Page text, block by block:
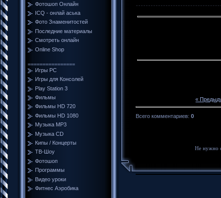
Фотошоп Онлайн
ICQ - онлай аська
Фото Знаменитостей
Последние материалы
Смотреть онлайн
Online Shop
================
Игры PC
Игры для Консолей
Play Station 3
Фильмы
Фильмы HD 720
Фильмы HD 1080
Музыка MP3
Музыка CD
Кипы / Концерты
ТВ-Шоу
Фотошоп
Программы
Видео уроки
Фитнес Аэробика
«
Всего комментариев: 0
Не нужно